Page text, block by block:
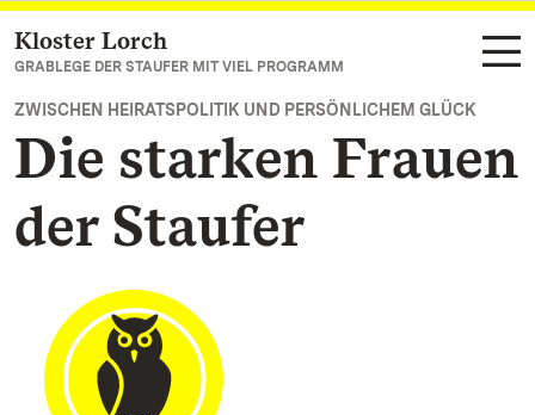
Zum Hauptinhalt springen
Kloster Lorch
GRABLEGE DER STAUFER MIT VIEL PROGRAMM
ZWISCHEN HEIRATSPOLITIK UND PERSÖNLICHEM GLÜCK
Die starken Frauen
der Staufer